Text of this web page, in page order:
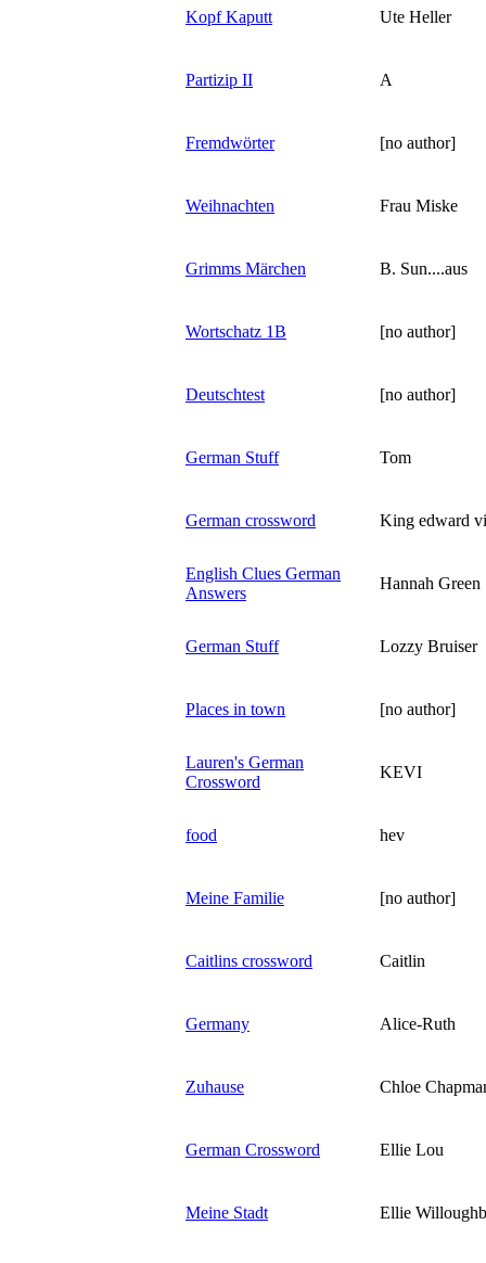
Kopf Kaputt Ute Heller
Partizip II A
Fremdwörter [no author]
Weihnachten Frau Miske
Grimms Märchen B. Sun....aus
Wortschatz 1B [no author]
Deutschtest [no author]
German Stuff Tom
German crossword King edward
English Clues German
Answers
Hannah Green
German Stuff Lozzy Bruiser
Places in town [no author]
Lauren's German
Crossword
KEVI
food hev
Meine Familie [no author]
Caitlins crossword Caitlin
Germany Alice-Ruth
Zuhause Chloe
German Crossword Ellie Lou
Meine Stadt Ellie